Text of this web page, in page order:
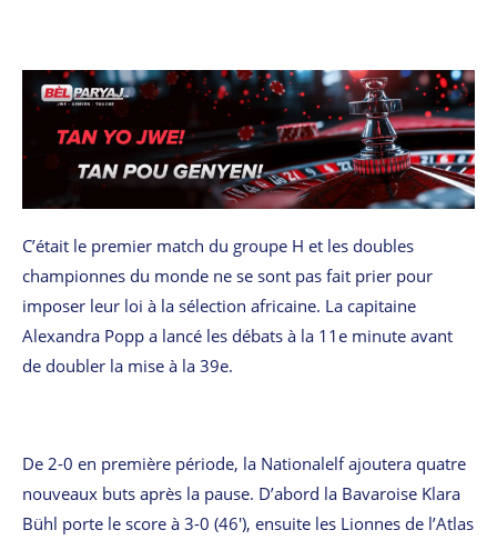
C’était le premier match du groupe H et les doubles
championnes du monde ne se sont pas fait prier pour
imposer leur loi à la sélection africaine. La capitaine
Alexandra Popp a lancé les débats à la 11e minute avant
de doubler la mise à la 39e.
De 2-0 en première période, la Nationalelf ajoutera quatre
nouveaux buts après la pause. D’abord la Bavaroise Klara
Bühl porte le score à 3-0 (46′), ensuite les Lionnes de l’Atlas